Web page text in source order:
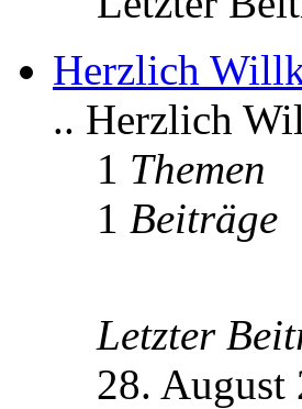
Herzlich
.. Herzlich
1 Themen
1 Beiträge
Letzter
28. August